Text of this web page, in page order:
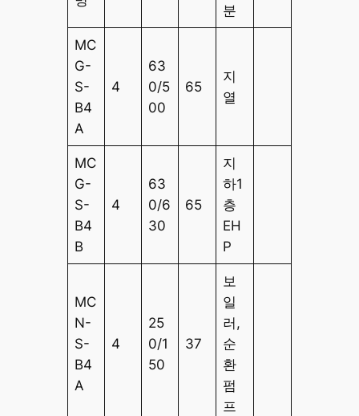
분
MC
G-
S-
B4
A
4
63
0/5
00
65
지
열
MC
G-
S-
B4
B
4
63
0/6
30
65
지
하1
층
EH
P
MC
N-
S-
B4
A
4
25
0/1
50
37
보
일
러,
순
환
펌
프